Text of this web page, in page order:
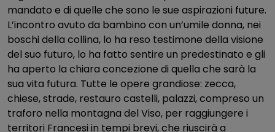
mandato e di quelle che sono le sue aspirazioni future.
L’incontro avuto da bambino con un’umile donna, nei
boschi della collina, lo ha reso testimone della visione
del suo futuro, lo ha fatto sentire un predestinato e gli
ha aperto la chiara concezione di quella che sarà la
sua vita futura. Tutte le opere grandiose: zecca,
chiese, strade, restauro castelli, palazzi, compreso un
traforo nella montagna del Viso, per raggiungere i
territori Francesi in tempi brevi, che riuscirà a